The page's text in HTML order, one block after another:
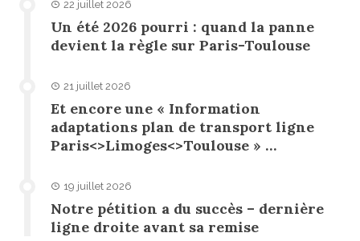
22 juillet 2026
Un été 2026 pourri : quand la panne
devient la règle sur Paris-Toulouse
21 juillet 2026
Et encore une « Information
adaptations plan de transport ligne
Paris<>Limoges<>Toulouse » …
19 juillet 2026
Notre pétition a du succès – dernière
ligne droite avant sa remise